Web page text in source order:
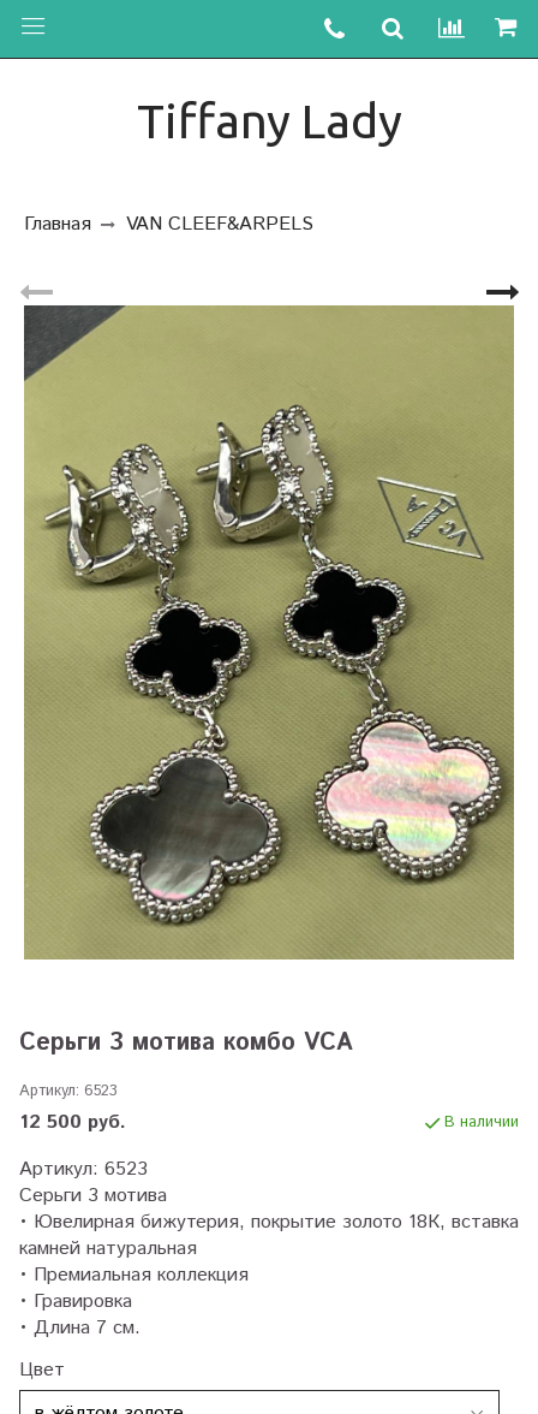
Tiffany Lady
Главная VAN CLEEF&ARPELS
Серьги 3 мотива комбо VCA
Артикул: 6523
12 500 руб. В наличии
Артикул: 6523
Серьги 3 мотива
• Ювелирная бижутерия, покрытие золото 18К, вставка
камней натуральная
• Премиальная коллекция
• Гравировка
• Длина 7 см.
Цвет